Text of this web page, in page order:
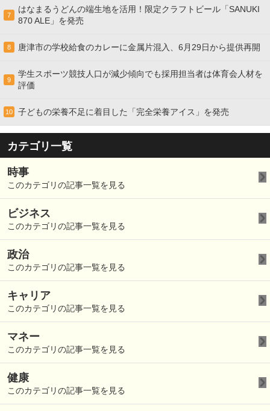
7
はなまるうどんの端生地を活用！限定クラフトビール「SANUKI
870 ALE」を発売
8 唐津市の学校給食のカレーに金属片混入、6月29日から提供再開
9
学生スポーツ競技人口が減少傾向でも採用担当者は体育会人材を
評価
10 子どもの栄養不足に着目した「完全栄養アイス」を発売
カテゴリ一覧
時事
このカテゴリの記事一覧を見る
ビジネス
このカテゴリの記事一覧を見る
政治
このカテゴリの記事一覧を見る
キャリア
このカテゴリの記事一覧を見る
マネー
このカテゴリの記事一覧を見る
健康
このカテゴリの記事一覧を見る